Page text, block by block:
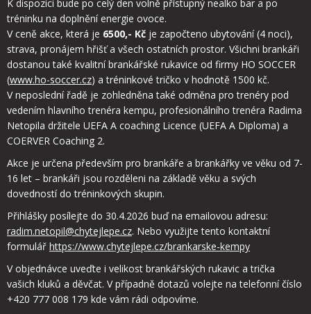
K dispozici bude po celý den volně přístupný nealko bar a po
tréninku na doplnění energie ovoce.
V ceně akce, která je 6500,- Kč je započteno ubytování (4 noci),
strava, pronájem hřišť a všech ostatních prostor. Všichni brankáři
dostanou také kvalitní brankářské rukavice od firmy HO SOCCER
(www.ho-soccer.cz) a tréninkové tričko v hodnotě 1500 kč.
V neposlední řadě je zohledněna také odměna pro trenéry pod
vedením hlavního trenéra kempu, profesionálního trenéra Radima
Netopila držitele UEFA A coaching Licence (UEFA A Diploma) a
COERVER Coaching 2.
Akce je určena především pro brankáře a brankářky ve věku od 7-
16 let – brankáři jsou rozděleni na základě věku a svých
dovedností do tréninkových skupin.
Přihlášky posílejte do 30.4.2026 buď na emailovou adresu:
radim.netopil@chytejlepe.cz. Nebo využijte tento kontaktní
formulář https://www.chytejlepe.cz/brankarske-kempy
V objednávce uveďte i velikost brankářských rukavic a trička
vašich kluků a děvčat. V případně dotazů volejte na telefonní číslo
+420 777 008 179 kde vám rádi odpovíme.